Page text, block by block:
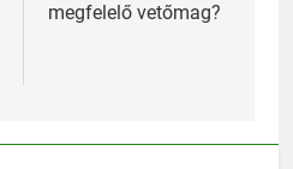
megfelelő vetőmag?